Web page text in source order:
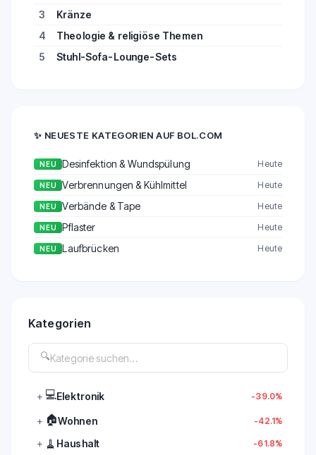
3
Kränze
4
Theologie & religiöse Themen
5
Stuhl-Sofa-Lounge-Sets
✨ NEUESTE KATEGORIEN AUF BOL.COM
NEU Desinfektion & Wundspülung Heute
NEU Verbrennungen & Kühlmittel Heute
NEU Verbände & Tape Heute
NEU Pflaster Heute
NEU Laufbrücken Heute
Kategorien
🔍Kategorie suchen...
+ 💻Elektronik -39.0%
+ 🏠Wohnen -42.1%
+ 🧹 Haushalt -61.8%